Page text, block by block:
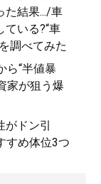
た結果.../車
いる?“車
調べてみた
ら“半値暴
家が狙う爆
がドン引
すめ体位3つ